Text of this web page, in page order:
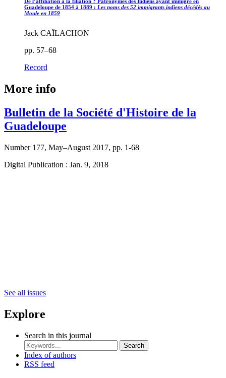
Guadeloupe de 1854 à 1889 : Les noms des 52 immigrants indiens décédés au
Moule en 1859
Jack CAÏLACHON
pp. 57–68
Record
More info
Bulletin de la Société d'Histoire de la
Guadeloupe
Number 177, May–August 2017, pp. 1-68
Digital Publication : Jan. 9, 2018
See all issues
Explore
Search in this journal
Search
Index of authors
RSS feed